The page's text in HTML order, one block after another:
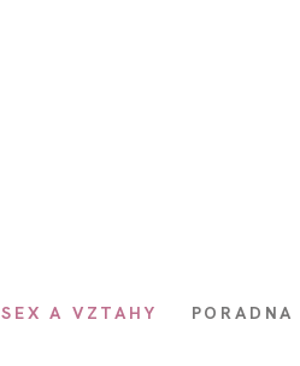
SEX A VZTAHY PORADNA